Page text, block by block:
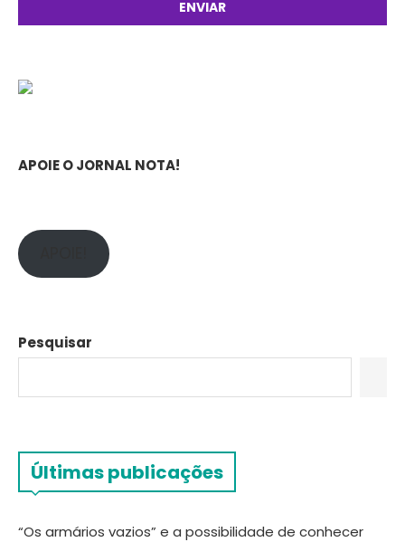
APOIE O JORNAL NOTA!
Pesquisar
Últimas publicações
“Os armários vazios” e a possibilidade de conhecer